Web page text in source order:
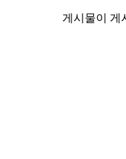
게시물이 게